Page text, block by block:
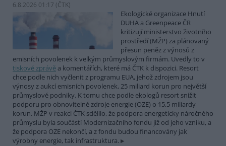
6.8.2026 01:17 (ČTK)
Ekologické organizace Hnutí
DUHA a Greenpeace ČR
kritizují ministerstvo životního
prostředí (MŽP) za plánovaný
přesun peněz z výnosů z
emisních povolenek k velkým průmyslovým firmám. Uvedly to v
tiskové zprávě a komentářích, které má ČTK k dispozici. Resort
chce podle nich vyčlenit z programu EUA, jehož zdrojem jsou
výnosy z aukcí emisních povolenek, 25 miliard korun pro největší
průmyslové podniky. K tomu chce podle ekologů resort snížit
podporu pro obnovitelné zdroje energie (OZE) o 15,5 miliardy
korun. MŽP v reakci ČTK sdělilo, že podpora energeticky náročného
průmyslu byla součástí Modernizačního fondu již od jeho vzniku, a
že podpora OZE nekončí, a z fondu budou financovány jak
výrobny energie, tak infrastruktura.